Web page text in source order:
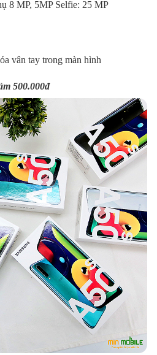
8 MP, 5MP Selfie: 25 MP
vân tay trong màn hình
500.000đ